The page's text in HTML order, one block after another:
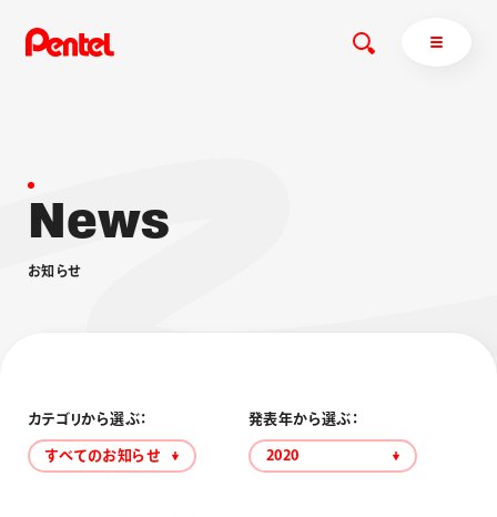
商品を探す
ブラッシュ（筆）
採用情報
運営会社
News
お知 らせ
カテゴリから選ぶ：
すべてのお知らせ
発表年から選ぶ：
2020